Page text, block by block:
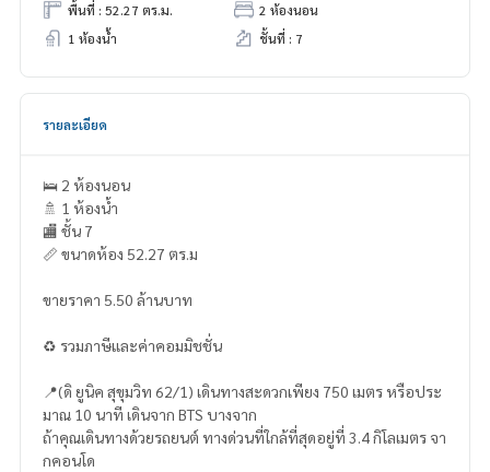
พื้นที่ : 52.27 ตร.ม.
2 ห้องนอน
1 ห้องน้ำ
ชั้นที่ : 7
รายละเอียด
🛌 2 ห้องนอน
🚿 1 ห้องน้ำ
🏬 ชั้น 7
📏 ขนาดห้อง 52.27 ตร.ม
ขายราคา 5.50 ล้านบาท
♻️ รวมภาษีและค่าคอมมิชชั่น
📍(ดิ ยูนิค สุขุมวิท 62/1) เดินทางสะดวกเพียง 750 เมตร หรือประ
มาณ 10 นาที เดินจาก BTS บางจาก
ถ้าคุณเดินทางด้วยรถยนต์ ทางด่วนที่ใกล้ที่สุดอยู่ที่ 3.4 กิโลเมตร จา
กคอนโด